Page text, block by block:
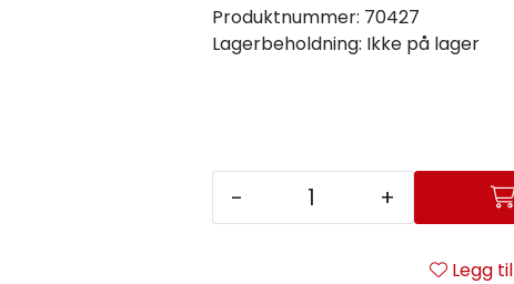
Produktnummer: 70427
Lagerbeholdning: Ikke på lager
- +
Legg